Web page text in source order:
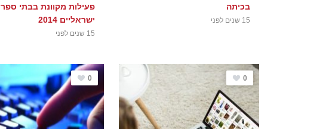
בכיתה
15 שנים לפני
פעילות מקוונת בבתי ספר
ישראליים 2014
15 שנים לפני
0
0